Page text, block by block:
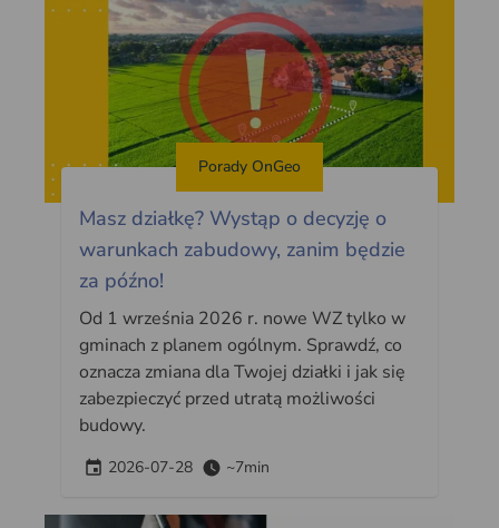
Porady OnGeo
Masz działkę? Wystąp o decyzję o
warunkach zabudowy, zanim będzie
za późno!
Od 1 września 2026 r. nowe WZ tylko w
gminach z planem ogólnym. Sprawdź, co
oznacza zmiana dla Twojej działki i jak się
zabezpieczyć przed utratą możliwości
budowy.
2026-07-28 ~7min